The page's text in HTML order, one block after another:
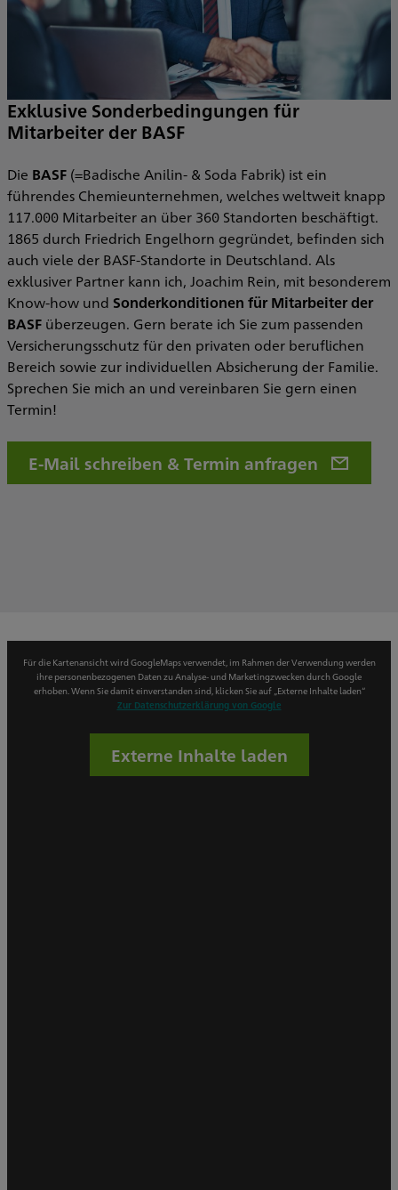
Exklusive Sonderbedingungen für
Mitarbeiter der BASF
Die BASF (=Badische Anilin- & Soda Fabrik) ist ein
führendes Chemieunternehmen, welches weltweit knapp
117.000 Mitarbeiter an über 360 Standorten beschäftigt.
1865 durch Friedrich Engelhorn gegründet, befinden sich
auch viele der BASF-Standorte in Deutschland. Als
exklusiver Partner kann ich, Joachim Rein, mit besonderem
Know-how und Sonderkonditionen für Mitarbeiter der
BASF überzeugen. Gern berate ich Sie zum passenden
Versicherungsschutz für den privaten oder beruflichen
Bereich sowie zur individuellen Absicherung der Familie.
Sprechen Sie mich an und vereinbaren Sie gern einen
Termin!
E-Mail schreiben & Termin anfragen
Für die Kartenansicht wird GoogleMaps verwendet, im Rahmen der Verwendung werden
ihre personenbezogenen Daten zu Analyse- und Marketingzwecken durch Google
erhoben. Wenn Sie damit einverstanden sind, klicken Sie auf „Externe Inhalte laden“
Zur Datenschutzerklärung von Google
Externe Inhalte laden